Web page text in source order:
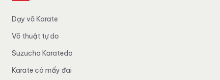
Dạy võ Karate
Võ thuật tự do
Suzucho Karatedo
Karate có mấy đai